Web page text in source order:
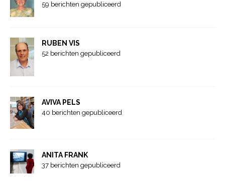
59 berichten gepubliceerd
RUBEN VIS
52 berichten gepubliceerd
AVIVA PELS
40 berichten gepubliceerd
ANITA FRANK
37 berichten gepubliceerd